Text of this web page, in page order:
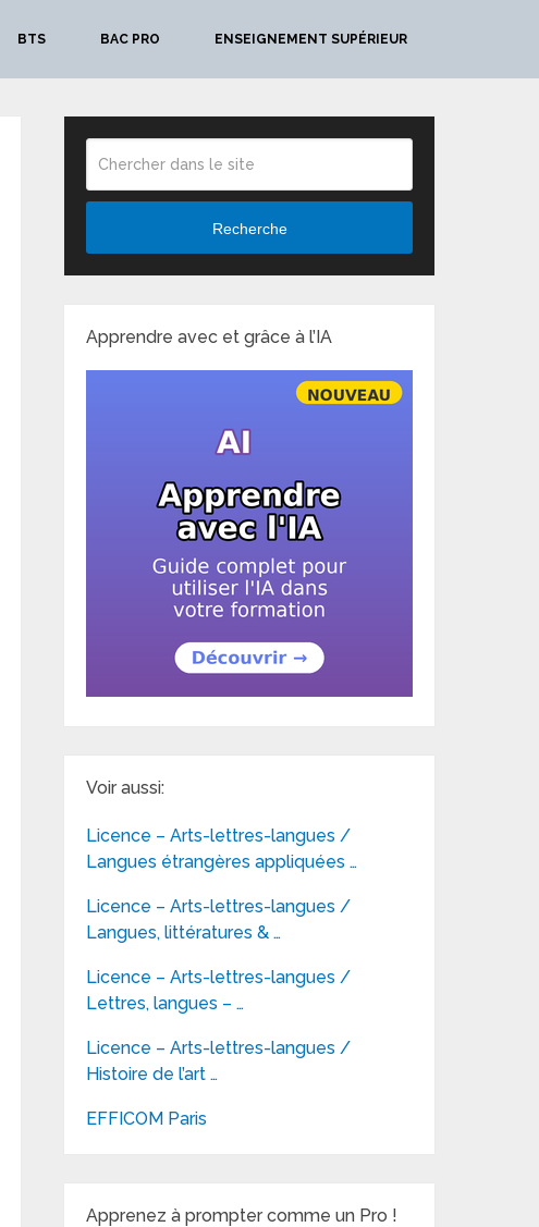
BTS BAC PRO ENSEIGNEMENT SUPÉRIEUR
Recherche
Apprendre avec et grâce à l’IA
Voir aussi:
Licence – Arts-lettres-langues /
Langues étrangères appliquées …
Licence – Arts-lettres-langues /
Langues, littératures & …
Licence – Arts-lettres-langues /
Lettres, langues – …
Licence – Arts-lettres-langues /
Histoire de l’art …
EFFICOM Paris
Apprenez à prompter comme un Pro !